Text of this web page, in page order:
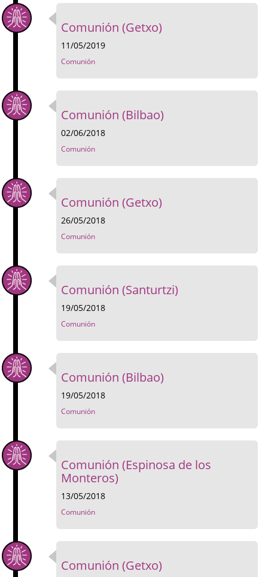
Comunión (Getxo)
11/05/2019
Comunión
Comunión (Bilbao)
02/06/2018
Comunión
Comunión (Getxo)
26/05/2018
Comunión
Comunión (Santurtzi)
19/05/2018
Comunión
Comunión (Bilbao)
19/05/2018
Comunión
Comunión (Espinosa de los
Monteros)
13/05/2018
Comunión
Comunión (Getxo)